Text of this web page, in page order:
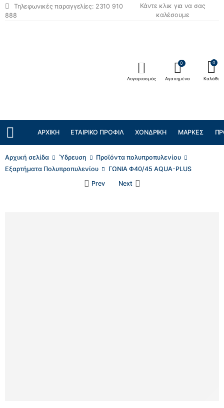
Τηλεφωνικές παραγγελίες: 2310 910
888
Κάντε κλικ για να σας
καλέσουμε
Λογαριασμός
0
Αγαπημένα
0
Καλάθι
ΑΡΧΙΚΉ ΕΤΑΙΡΙΚΌ ΠΡΟΦΊΛ ΧΟΝΔΡΙΚΉ ΜΆΡΚΕΣ
Αρχική σελίδα Ύδρευση
Προϊόντα πολυπροπυλενίου
Εξαρτήματα Πολυπροπυλενίου
ΓΩΝΙΑ Φ40/45 AQUA-PLUS
Prev
Next